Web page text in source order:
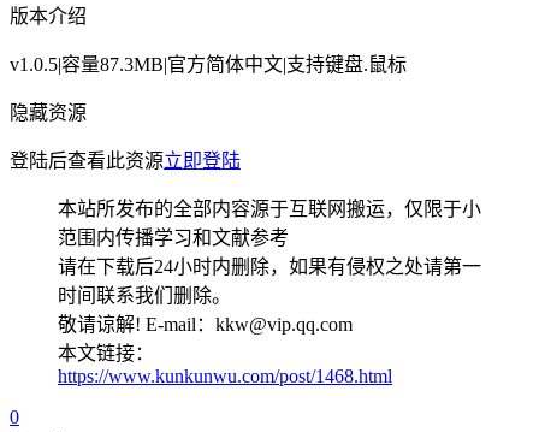
版本介绍
v1.0.5|容量87.3MB|官方简体中文|支持键盘.鼠标
隐藏资源
登陆后查看此资源立即登陆
本站所发布的全部内容源于互联网搬运，仅限于小
范围内传播学习和文献参考
请在下载后24小时内删除，如果有侵权之处请第一
时间联系我们删除。
敬请谅解! E-mail：kkw@vip.qq.com
本文链接：
https://www.kunkunwu.com/post/1468.html
0